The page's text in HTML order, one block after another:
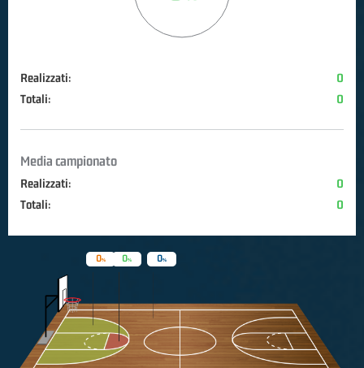
Realizzati:
0
Totali:
0
Media campionato
Realizzati:
0
Totali:
0
0
0 0